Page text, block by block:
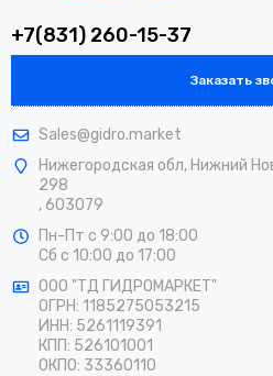
+7(831) 260-15-37
Заказать
Sales@gidro.market
Нижегородская обл, Нижний
298
, 603079
Пн-Пт с 9:00 до 18:00
Сб с 10:00 до 17:00
ООО "ТД ГИДРОМАРКЕТ"
ОГРН: 1185275053215
ИНН: 5261119391
КПП: 526101001
ОКПО: 33360110